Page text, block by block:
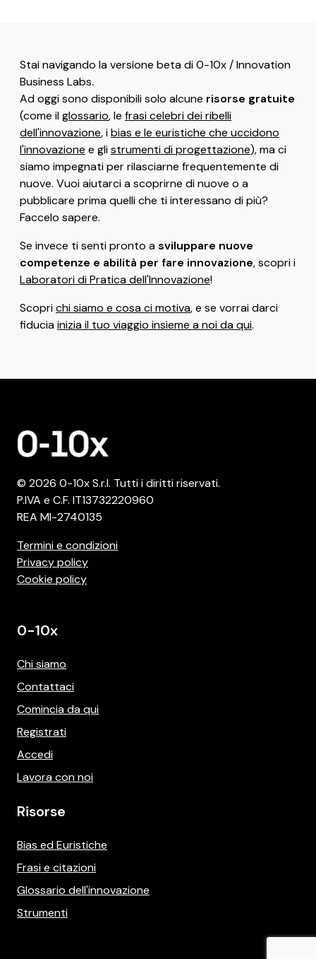
Stai navigando la versione beta di 0-10x / Innovation
Business Labs.
Ad oggi sono disponibili solo alcune risorse gratuite
(come ilglossario, le frasi celebri dei ribelli
dell'innovazione, ibias e le euristiche che uccidono
l'innovazione e glistrumenti di progettazione), ma ci
siamo impegnati per rilasciarne frequentemente di
nuove. Vuoi aiutarci a scoprirne di nuove o a
pubblicare prima quelli che ti interessano di più?
Faccelo sapere.
Se invece ti senti pronto asviluppare nuove
competenze e abilità per fare innovazione, scopri i
Laboratori di Pratica dell'Innovazione!
Scoprichi siamo e cosa ci motiva, e se vorrai darci
fiduciainizia il tuo viaggio insieme a noi da qui.
© 2026 0-10x S.r.l. Tutti i diritti riservati.
P.IVA e C.F. IT13732220960
REA MI-2740135
Termini e condizioni
Privacy policy
Cookie policy
0-10x
Chi siamo
Contattaci
Comincia da qui
Registrati
Accedi
Lavora con noi
Risorse
Bias ed Euristiche
Frasi e citazioni
Glossario dell'innovazione
Strumenti